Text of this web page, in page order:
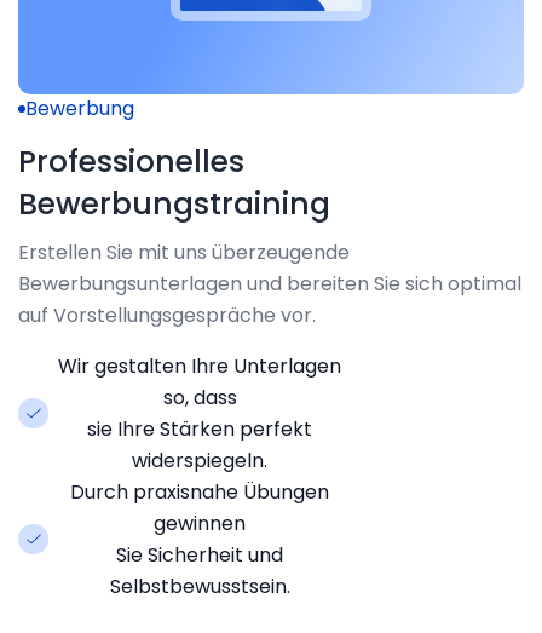
Bewerbung
Professionelles
Bewerbungstraining
Erstellen Sie mit uns überzeugende
Bewerbungsunterlagen und bereiten Sie sich optimal
auf Vorstellungsgespräche vor.
Wir gestalten Ihre Unterlagen
so, dass
sie Ihre Stärken perfekt
widerspiegeln.
Durch praxisnahe Übungen
gewinnen
Sie Sicherheit und
Selbstbewusstsein.